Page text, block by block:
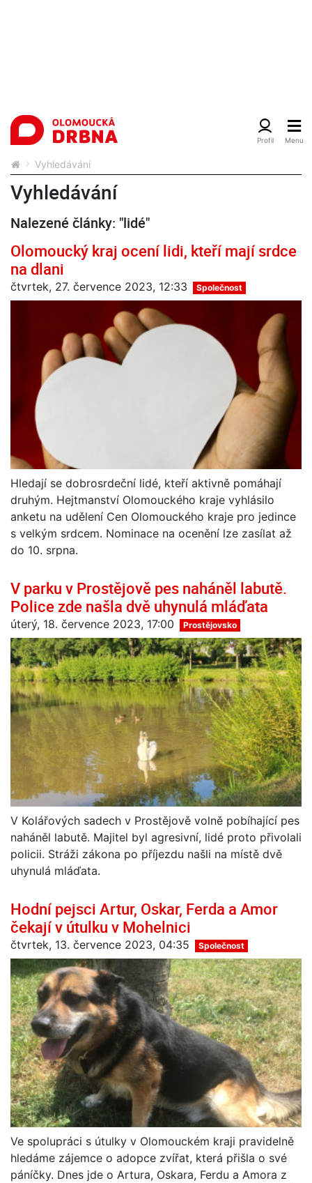
Vyhledávání
Vyhledávání
Nalezené články: "lidé"
Olomoucký kraj ocení lidi, kteří mají srdce
na dlani
čtvrtek, 27. července 2023, 12:33 Společnost
Hledají se dobrosrdeční lidé, kteří aktivně pomáhají
druhým. Hejtmanství Olomouckého kraje vyhlásilo
anketu na udělení Cen Olomouckého kraje pro jedince
s velkým srdcem. Nominace na ocenění lze zasílat až
do 10. srpna.
V parku v Prostějově pes naháněl labutě.
Police zde našla dvě uhynulá mláďata
úterý, 18. července 2023, 17:00 Prostějovsko
V Kolářových sadech v Prostějově volně pobíhající pes
naháněl labutě. Majitel byl agresivní, lidé proto přivolali
policii. Stráži zákona po příjezdu našli na místě dvě
uhynulá mláďata.
Hodní pejsci Artur, Oskar, Ferda a Amor
čekají v útulku v Mohelnici
čtvrtek, 13. července 2023, 04:35 Společnost
Ve spolupráci s útulky v Olomouckém kraji pravidelně
hledáme zájemce o adopce zvířat, která přišla o své
páníčky. Dnes jde o Artura, Oskara, Ferdu a Amora z